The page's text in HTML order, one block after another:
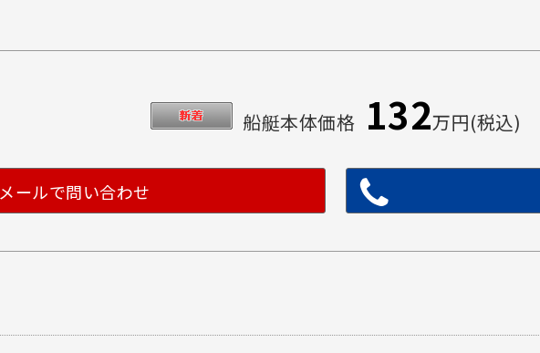
船艇本体価格 132万円(税込)
メールで問い合わせ